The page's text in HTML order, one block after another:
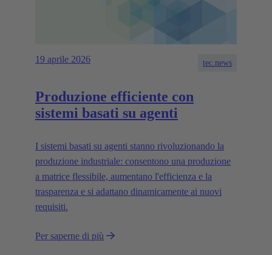
19 aprile 2026 tec.news
Produzione efficiente con
sistemi basati su agenti
I sistemi basati su agenti stanno rivoluzionando la
produzione industriale: consentono una produzione
a matrice flessibile, aumentano l'efficienza e la
trasparenza e si adattano dinamicamente ai nuovi
requisiti.
Per saperne di più